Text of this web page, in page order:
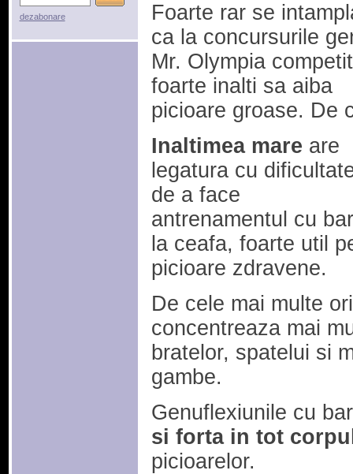
Foarte rar se
ca la concursurile
Mr. Olympia
foarte inalti sa aiba
picioare groase. De
Inaltimea mare are
legatura cu
de a face
antrenamentul cu
la ceafa, foarte util
picioare zdravene.
De cele mai multe
concentreaza mai
bratelor, spatelui si
gambe.
Genuflexiunile cu
si forta in tot
picioarelor.
dezabonare